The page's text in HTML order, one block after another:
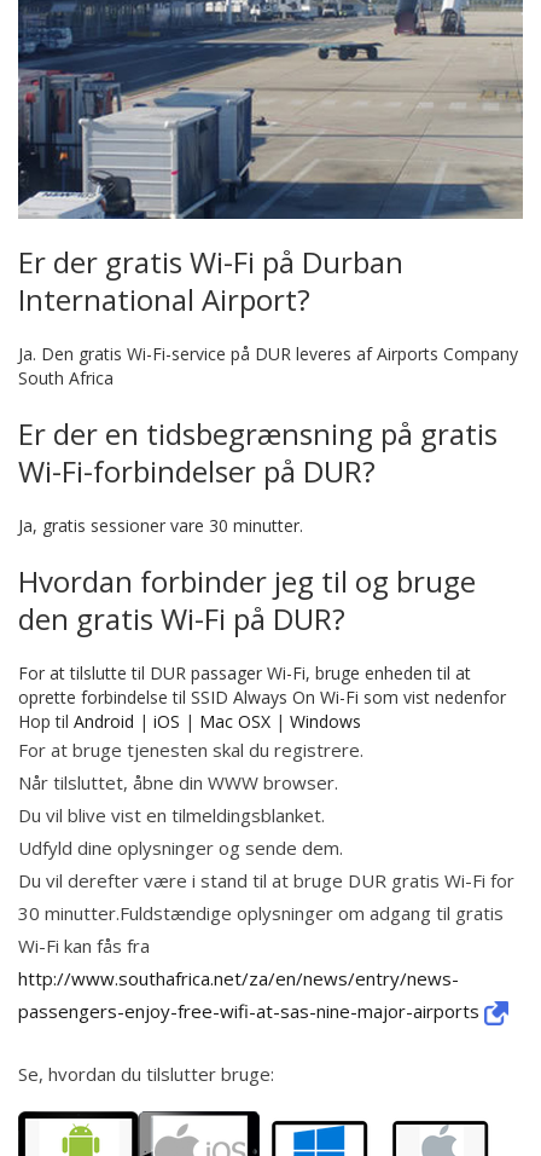
Er der gratis Wi-Fi på Durban
International Airport?
Ja. Den gratis Wi-Fi-service på DUR leveres af Airports Company
South Africa
Er der en tidsbegrænsning på gratis
Wi-Fi-forbindelser på DUR?
Ja, gratis sessioner vare 30 minutter.
Hvordan forbinder jeg til og bruge
den gratis Wi-Fi på DUR?
For at tilslutte til DUR passager Wi-Fi, bruge enheden til at
oprette forbindelse til SSID Always On Wi-Fi som vist nedenfor
Hop til Android | iOS | Mac OSX | Windows
For at bruge tjenesten skal du registrere.
Når tilsluttet, åbne din WWW browser.
Du vil blive vist en tilmeldingsblanket.
Udfyld dine oplysninger og sende dem.
Du vil derefter være i stand til at bruge DUR gratis Wi-Fi for
30 minutter.Fuldstændige oplysninger om adgang til gratis
Wi-Fi kan fås fra
http://www.southafrica.net/za/en/news/entry/news-
passengers-enjoy-free-wifi-at-sas-nine-major-airports
Se, hvordan du tilslutter bruge: